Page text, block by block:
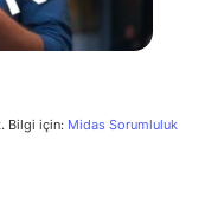
Bilgi için: Midas Sorumluluk